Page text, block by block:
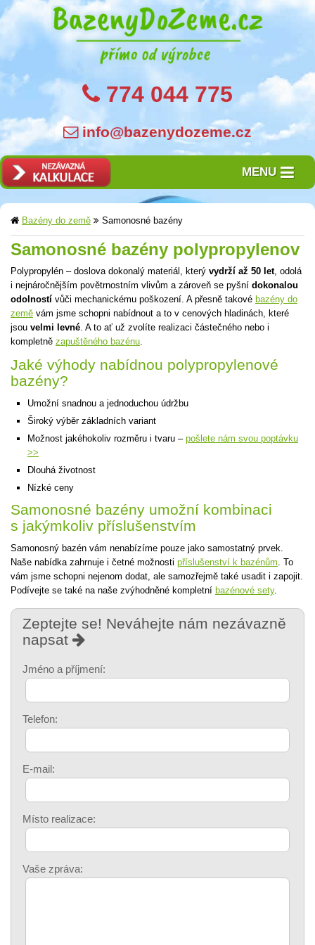
774 044 775
info@bazenydozeme.cz
MENU
Bazény do země Samonosné bazény
Samonosné bazény polypropylenov
Polypropylén – doslova dokonalý materiál, který vydrží až 50 let, odolá
i nejnáročnějším povětrnostním vlivům a zároveň se pyšní dokonalou
odolností vůči mechanickému poškození. A přesně takové bazény do
země vám jsme schopni nabídnout a to v cenových hladinách, které
jsou velmi levné. A to ať už zvolíte realizaci částečného nebo i
kompletně zapuštěného bazénu.
Jaké výhody nabídnou polypropylenové
bazény?
Umožní snadnou a jednoduchou údržbu
Široký výběr základních variant
Možnost jakéhokoliv rozměru i tvaru – pošlete nám svou poptávku
>>
Dlouhá životnost
Nízké ceny
Samonosné bazény umožní kombinaci
s jakýmkoliv příslušenstvím
Samonosný bazén vám nenabízíme pouze jako samostatný prvek.
Naše nabídka zahrnuje i četné možnosti příslušenství k bazénům. To
vám jsme schopni nejenom dodat, ale samozřejmě také usadit i zapojit.
Podívejte se také na naše zvýhodněné kompletní bazénové sety.
Zeptejte se! Neváhejte nám nezávazně
napsat
Jméno a příjmení:
Telefon:
E-mail:
Místo realizace:
Vaše zpráva: